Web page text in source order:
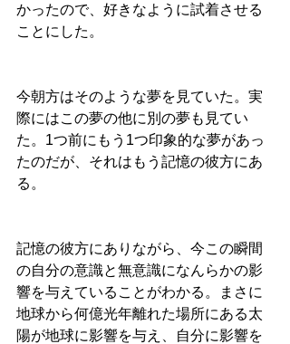
かったので、好きなように試着させる
ことにした。
今朝方はそのような夢を見ていた。実
際にはこの夢の他に別の夢も見てい
た。1つ前にもう1つ印象的な夢があっ
たのだが、それはもう記憶の彼方にあ
る。
記憶の彼方にありながら、今この瞬間
の自分の意識と無意識になんらかの影
響を与えていることがわかる。まさに
地球から何億光年離れた場所にある太
陽が地球に影響を与え、自分に影響を